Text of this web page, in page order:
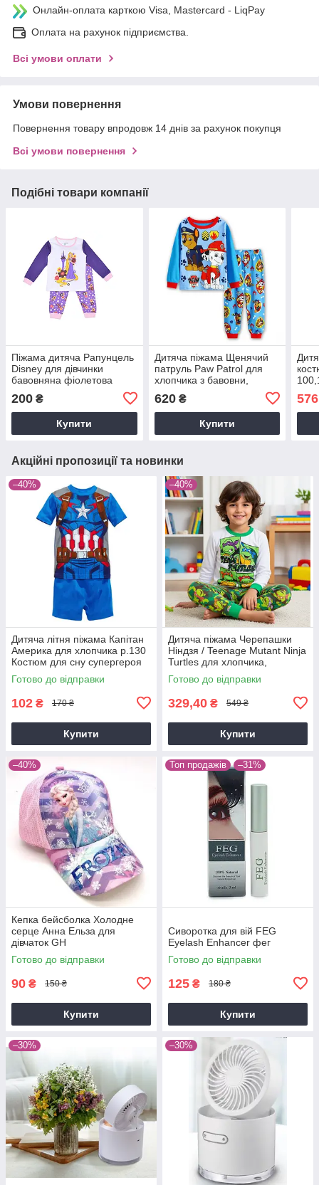
Онлайн-оплата карткою Visa, Mastercard - LiqPay
Оплата на рахунок підприємства.
Всі умови оплати
Умови повернення
Повернення товару впродовж 14 днів за рахунок покупця
Всі умови повернення
Подібні товари компанії
Піжама дитяча Рапунцель
Disney для дівчинки
бавовняна фіолетова
95,100,120 см
200 ₴
Купити
Дитяча піжама Щенячий
патруль Paw Patrol для
хлопчика з бавовни,
620₴
Купити
для
576
Акційні пропозиції та новинки
–40%
Дитяча літня піжама Капітан
Америка для хлопчика р.130
Костюм для сну супергероя
Готово до відправки
102 ₴ 170 ₴
Купити
–40%
Дитяча піжама Черепашки
Ніндзя / Teenage Mutant Ninja
Turtles для хлопчика,
бавовна, р. 100, 120
Готово до відправки
329,40 ₴ 549 ₴
Купити
–40%
Кепка бейсболка Холодне
серце Анна Ельза для
дівчаток GH
Готово до відправки
90 ₴ 150 ₴
Купити
Топ продажів –31%
Сиворотка для вій FEG
Eyelash Enhancer фег
Готово до відправки
125 ₴ 180 ₴
Купити
–30% –30%